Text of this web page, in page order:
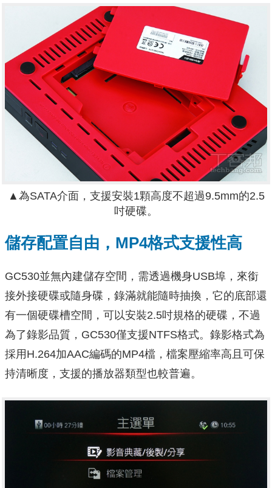
▲為SATA介面，支援安裝1顆高度不超過9.5mm的2.5
吋硬碟。
儲存配置自由，MP4格式支援性高
GC530並無內建儲存空間，需透過機身USB埠，來銜
接外接硬碟或隨身碟，錄滿就能隨時抽換，它的底部還
有一個硬碟槽空間，可以安裝2.5吋規格的硬碟，不過
為了錄影品質，GC530僅支援NTFS格式。錄影格式為
採用H.264加AAC編碼的MP4檔，檔案壓縮率高且可保
持清晰度，支援的播放器類型也較普遍。